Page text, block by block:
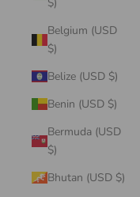
Belgium (USD
$)
Belize (USD $)
Benin (USD $)
Bermuda (USD
$)
Bhutan (USD $)